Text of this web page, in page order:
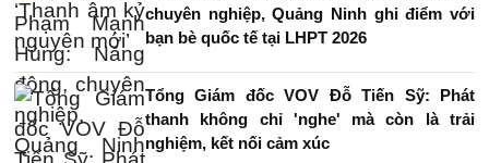
chuyên nghiệp, Quảng Ninh ghi điểm với
bạn bè quốc tế tại LHPT 2026
Tổng Giám đốc VOV Đỗ Tiến Sỹ: Phát
thanh không chỉ 'nghe' mà còn là trải
nghiệm, kết nối cảm xúc